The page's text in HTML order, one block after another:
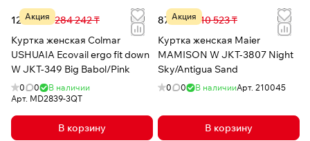
Акция
123 487 ₸284 242 ₸
Куртка женская Colmar
USHUAIA Ecovail ergo fit down
W JKT-349 Big Babol/Pink
0 0
В наличии
Арт. MD2839-3QT
В корзину
Акция
87 312 ₸110 523 ₸
Куртка женская Maier
MAMISON W JKT-3807 Night
Sky/Antigua Sand
0 0 В наличииАрт. 210045
В корзину